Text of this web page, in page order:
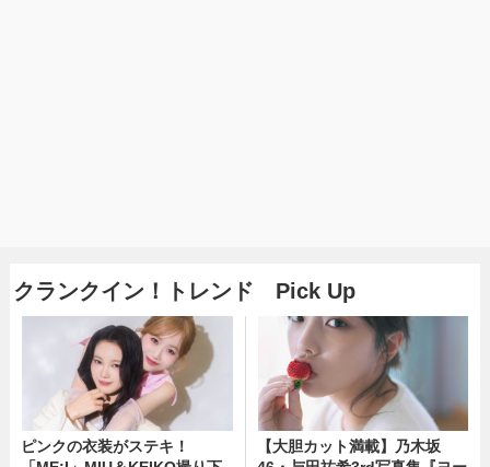
クランクイン！トレンド Pick Up
ピンクの衣装がステキ！
【大胆カット満載】乃木坂